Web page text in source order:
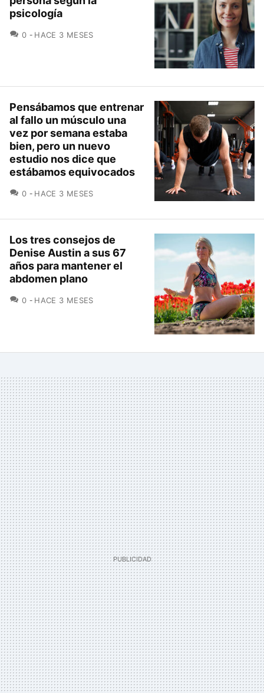
psicología
0 COMENTARIOS
HACE 3 MESES
Pensábamos que entrenar
al fallo un músculo una
vez por semana estaba
bien, pero un nuevo
estudio nos dice que
estábamos equivocados
0 COMENTARIOS
HACE 3 MESES
Los tres consejos de
Denise Austin a sus 67
años para mantener el
abdomen plano
0 COMENTARIOS
HACE 3 MESES